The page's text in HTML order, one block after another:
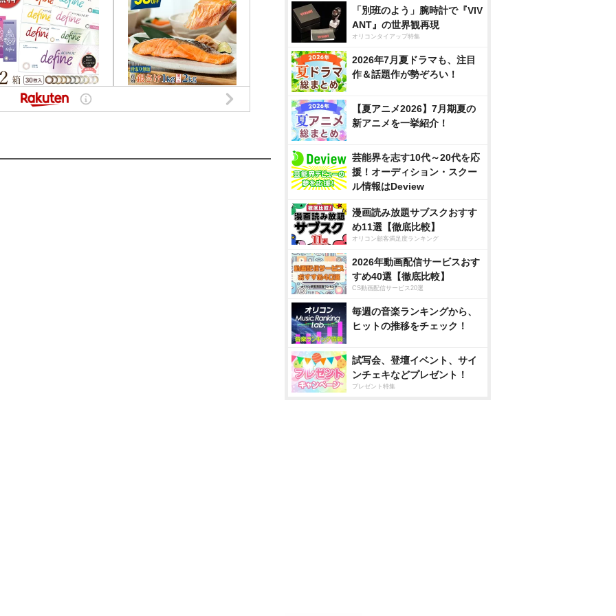
「別班のよう」腕時計で『VIV
ANT』の世界観再現
オリコンタイアップ特集
2026年7月夏ドラマも、注目
作＆話題作が勢ぞろい！
【夏アニメ2026】7月期夏の
新アニメを一挙紹介！
芸能界を志す10代～20代を応
援！オーディション・スクー
ル情報はDeview
漫画読み放題サブスクおすす
め11選【徹底比較】
オリコン顧客満足度ランキング
2026年動画配信サービスおす
すめ40選【徹底比較】
CS動画配信サービス20選
毎週の音楽ランキングから、
ヒットの推移をチェック！
試写会、登壇イベント、サイ
ンチェキなどプレゼント！
プレゼント特集